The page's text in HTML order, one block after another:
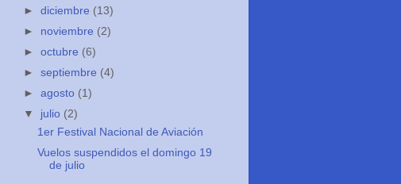
►diciembre (13)
► noviembre (2)
►octubre (6)
►septiembre (4)
►agosto (1)
▼ julio (2)
1er Festival Nacional de Aviación
Vuelos suspendidos el domingo 19
de julio